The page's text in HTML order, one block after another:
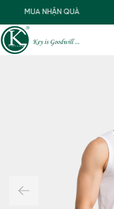
MUA NHẬN QUÀ